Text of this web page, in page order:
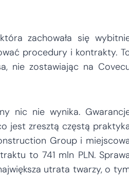
zachowała się
procedury i kontrakty.
nie zostawiając na
nic nie wynika.
jest zresztą częstą
Group i
to 741 mln PLN.
utrata twarzy, o